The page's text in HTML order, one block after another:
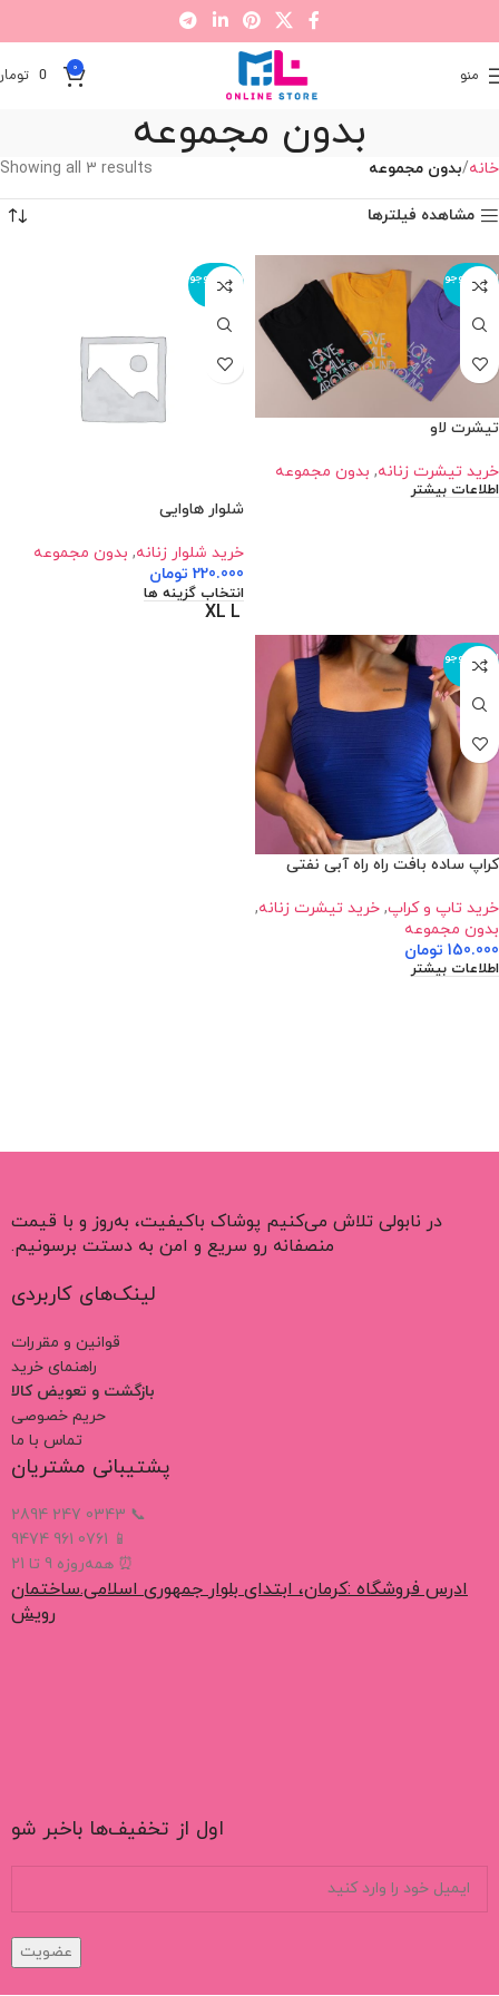
منو 0
0
بدون مجموعه
خانه بدون مجموعه Showing all 3 results
مشاهده فیلترها
اتمام موجو
دی
تیشرت لاو
خرید تیشرت زنانه, بدون مجموعه
اطلاعات بیشتر
اتمام موجو
دی
شلوار هاوایی
خرید شلوار زنانه, بدون مجموعه
220.000 تومان
انتخاب گزینه ها
L
XL
اتمام موجو
دی
کراپ ساده بافت راه راه آبی نفتی
خرید تاپ و کراپ, خرید تیشرت زنانه,
بدون مجموعه
150.000 تومان
اطلاعات بیشتر
در نابولی تلاش می‌کنیم پوشاک باکیفیت، به‌روز و با قیمت
منصفانه رو سریع و امن به دستت برسونیم.
لینک‌های کاربردی
قوانین و مقررات
راهنمای خرید
بازگشت و تعویض کالا
حریم خصوصی
تماس با ما
پشتیبانی مشتریان
📞 0343 247 2894
📱 0761 961 9474
⏰ همه‌روزه 9 تا 21
ادرس فروشگاه :کرمان، ابتدای بلوار جمهوری اسلامی.ساختمان
رویش
اول از تخفیف‌ها باخبر شو
عضویت